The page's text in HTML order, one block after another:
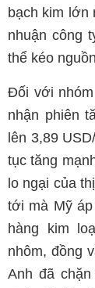
bạch kim lớn
nhuận công
thể kéo
Đối với nhóm
nhận phiên
lên 3,89
tục tăng
lo ngại của
tới mà Mỹ
hàng kim
nhôm, đồng
Anh đã